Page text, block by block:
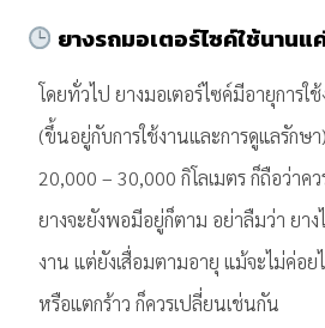
ยางรถมอเตอร์ไซค์ใช้นาน
โดยทั่วไป ยางมอเตอร์ไซค์มีอายุการ
(ขึ้นอยู่กับการใช้งานและการดูแลรักษ
20,000 – 30,000 กิโลเมตร ก็ถือว่าค
ยางจะยังพอมีอยู่ก็ตาม อย่าลืมว่า ยาง
งาน แต่ยังเสื่อมตามอายุ แม้จะไม่ค่อย
หรือแตกร้าว ก็ควรเปลี่ยนเช่นกัน